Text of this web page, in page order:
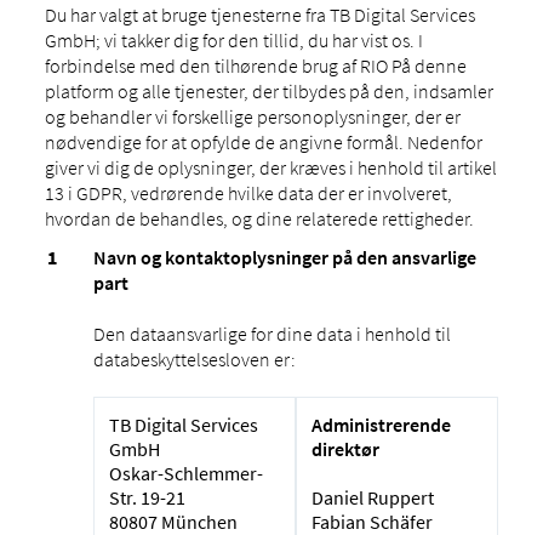
Du har valgt at bruge tjenesterne fra TB Digital Services
GmbH; vi takker dig for den tillid, du har vist os. I
forbindelse med den tilhørende brug af RIO På denne
platform og alle tjenester, der tilbydes på den, indsamler
og behandler vi forskellige personoplysninger, der er
nødvendige for at opfylde de angivne formål. Nedenfor
giver vi dig de oplysninger, der kræves i henhold til artikel
13 i GDPR, vedrørende hvilke data der er involveret,
hvordan de behandles, og dine relaterede rettigheder.
Navn og kontaktoplysninger på den ansvarlige
part
Den dataansvarlige for dine data i henhold til
databeskyttelsesloven er:
TB Digital Services
GmbH
Oskar-Schlemmer-
Str. 19-21
80807 München
Administrerende
direktør
Daniel Ruppert
Fabian Schäfer